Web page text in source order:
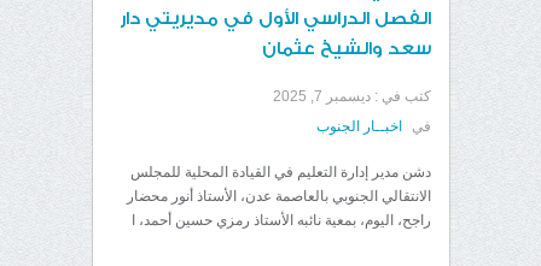
الفصل الدراسي الأول في مديريتي دار
سعد والشيخ عثمان
كتب في : ديسمبر 7, 2025
في
اخبــار الجنوب
دشن مدير إدارة التعليم في القيادة المحلية للمجلس
الانتقالي الجنوبي بالعاصمة عدن، الأستاذ أنور محضار
راجح، اليوم، بمعية نائبه الأستاذ رمزي حسين أحمد، ا